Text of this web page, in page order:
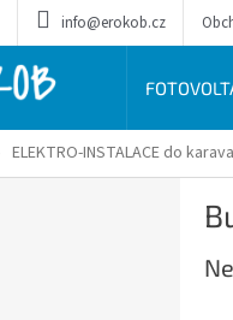
info@erokob.cz
ELEKTRO-INSTALACE do